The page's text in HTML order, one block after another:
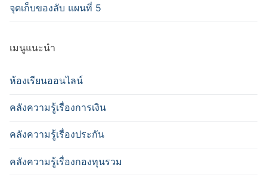
จุดเก็บของลับ แผนที่ 5
เมนูแนะนำ
ห้องเรียนออนไลน์
คลังความรู้เรื่องการเงิน
คลังความรู้เรื่องประกัน
คลังความรู้เรื่องกองทุนรวม